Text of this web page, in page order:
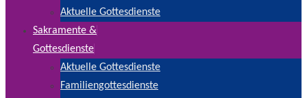
Aktuelle Gottesdienste
Sakramente &
Gottesdienste
Aktuelle Gottesdienste
Familiengottesdienste